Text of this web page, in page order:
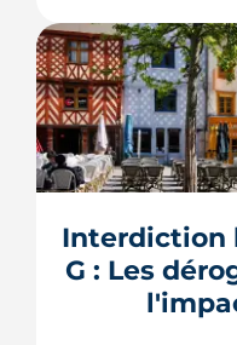
Louer, c'est
l'obligation
et les options
bien sans payer
Interdiction
G : Les